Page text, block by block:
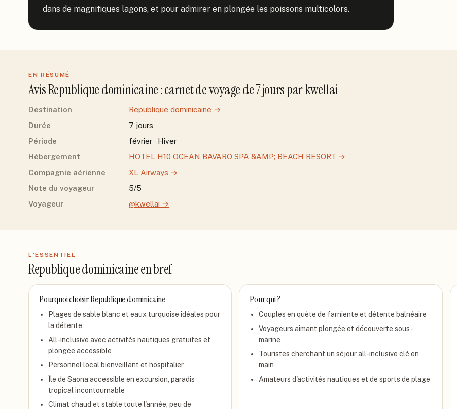
dans de magnifiques lagons, et pour admirer en plongée les poissons multicolors.
EN RÉSUMÉ
AvisRepublique dominicaine: carnet de voyage de7joursparkwellai
Destination Republique dominicaine →
Durée
7 jours
Période
février · Hiver
Hébergement
HOTEL H10 OCEAN BAVARO SPA &AMP; BEACH RESORT →
Compagnie aérienne
XL Airways →
Note du voyageur
5/5
Voyageur
@kwellai →
L'ESSENTIEL
Republique dominicaineen bref
Pourquoi choisirRepublique dominicaine
Plages de sable blanc et eaux turquoise idéales pour
la détente
All-inclusive avec activités nautiques gratuites et
plongée accessible
Personnel local bienveillant et hospitalier
Île de Saona accessible en excursion, paradis
tropical incontournable
Climat chaud et stable toute l'année, peu de
Pour qui ?
Couples en quête de farniente et détente balnéaire
Voyageurs aimant plongée et découverte sous-
marine
Touristes cherchant un séjour all-inclusive clé en
main
Amateurs d'activités nautiques et de sports de plage